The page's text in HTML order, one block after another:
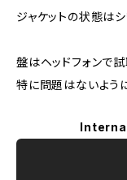
ジャケットの状態は
盤はヘッドフォンで
特に問題はないよう